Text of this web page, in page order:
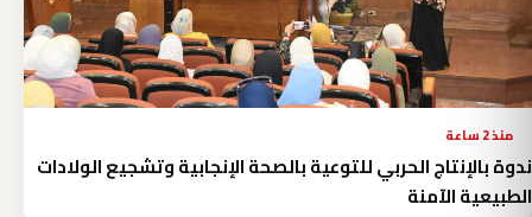
منذ 2 ساعة
ندوة بالإنتاج الحربي للتوعية بالصحة الإنجابية وتشجيع الولادات
الطبيعية الآمنة